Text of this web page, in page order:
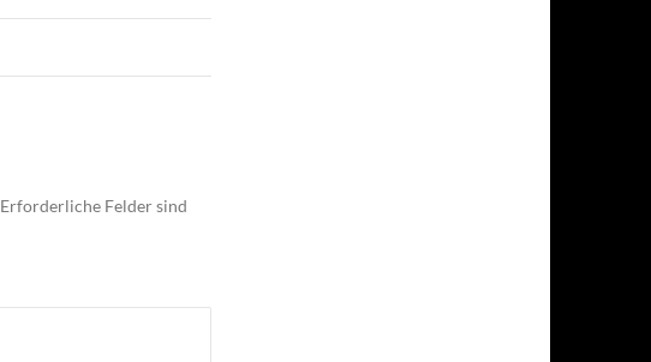
Erforderliche Felder sind